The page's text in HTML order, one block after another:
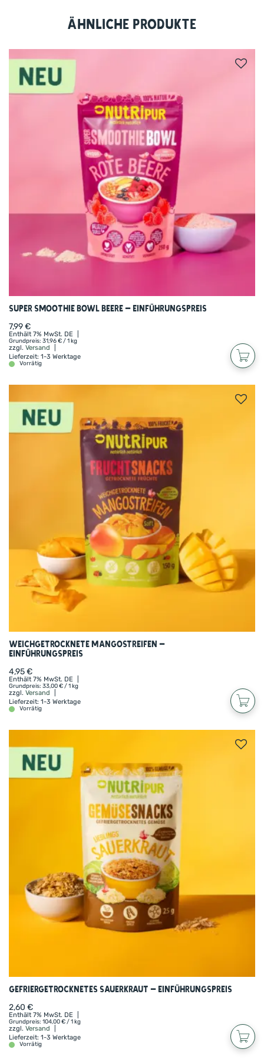
mit maximalem Geschmack!
Jetzt entdecken und loslöffeln!
Warum auf zuckriges Eis aus dem Handel
zurückgreifen, wenn du deine gesunde
Eiskreation ganz einfach selber machen kannst –
mit natürlichen Zutaten, flexibler Zubereitung und
himmlischem Ergebnis?
Ähnliche Produkte
Super Smoothie Bowl Beere – Einführungspreis
7,99€
Enthält 7% MwSt. DE
Grundpreis: 31,96€/ 1 kg
zzgl. Versand
Lieferzeit: 1-3 Werktage
Vorrätig
Weichgetrocknete Mangostreifen –
Einführungspreis
4,95€
Enthält 7% MwSt. DE
Grundpreis: 33,00€/ 1 kg
zzgl. Versand
Lieferzeit: 1-3 Werktage
Vorrätig
Gefriergetrocknetes Sauerkraut – Einführungspreis
2,60 €
Enthält 7% MwSt. DE
Grundpreis: 104,00€/ 1 kg
zzgl. Versand
Lieferzeit: 1-3 Werktage
Vorrätig